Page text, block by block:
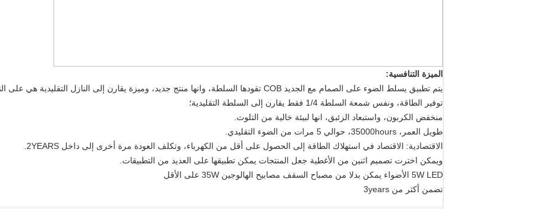
الميزة التنافسية:
يتم تطبيق يسلط الضوء على الصمام مع الجديد COB تقودها السلطة، وانها منتج جديد، وميزة يقارن إلى النازل التقليدية هي على النحو التالي:
توفير الطاقة، ونفس شمعة السلطة 1/4 فقط يقارن إلى السلطة التقليدية؛
منخفض الكربون، واستبعاد الزئبق، انها لبيئة خالية من التلوث.
طويل العمر، 35000hours، حوالي 5 مرات من الضوء التقليدي.
الاقتصادية: الاقتصاد في استهلاك الطاقة إلى الحصول على أقل من الكهرباء، وتكلف العودة مرة أخرى إلى داخل 2YEARS.
ويمكن اخترت تصميم اثنين من الأغطية جعل المنتجات يمكن تطبيقها على العديد من التطبيقات.
5W LED الأضواء يمكن بدلا من مصباح السقف مصابيح الهالوجين 35W على الأقل
تضمن أكثر من 3years